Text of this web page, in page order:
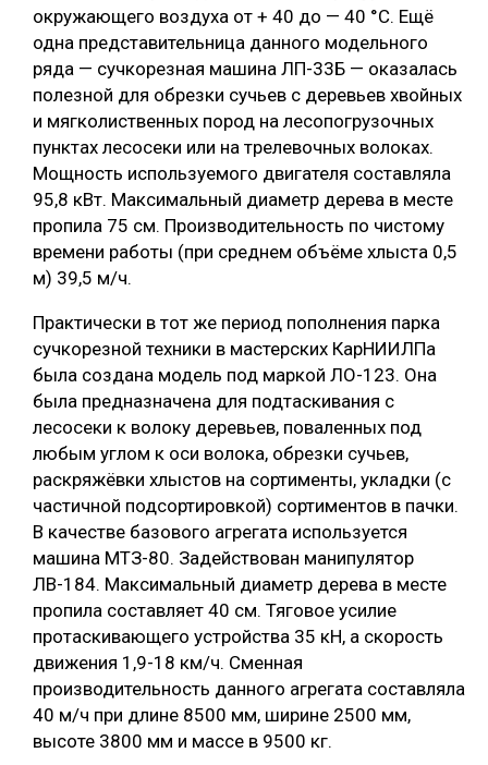
окружающего воздуха от + 40 до — 40 °С. Ещё
одна представительница данного модельного
ряда — сучкорезная машина ЛП-33Б — оказалась
полезной для обрезки сучьев с деревьев хвойных
и мягколиственных пород на лесопогрузочных
пунктах лесосеки или на трелевочных волоках.
Мощность используемого двигателя составляла
95,8 кВт. Максимальный диаметр дерева в месте
пропила 75 см. Производительность по чистому
времени работы (при среднем объёме хлыста 0,5
м) 39,5 м/ч.
Практически в тот же период пополнения парка
сучкорезной техники в мастерских КарНИИЛПа
была создана модель под маркой ЛО-123. Она
была предназначена для подтаскивания с
лесосеки к волоку деревьев, поваленных под
любым углом к оси волока, обрезки сучьев,
раскряжёвки хлыстов на сортименты, укладки (с
частичной подсортировкой) сортиментов в пачки.
В качестве базового агрегата используется
машина МТЗ-80. Задействован манипулятор
ЛВ-184. Максимальный диаметр дерева в месте
пропила составляет 40 см. Тяговое усилие
протаскивающего устройства 35 кН, а скорость
движения 1,9-18 км/ч. Сменная
производительность данного агрегата составляла
40 м/ч при длине 8500 мм, ширине 2500 мм,
высоте 3800 мм и массе в 9500 кг.